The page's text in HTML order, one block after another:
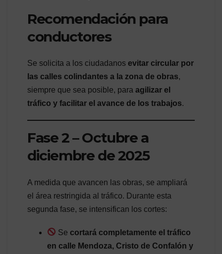
Recomendación para
conductores
Se solicita a los ciudadanos evitar circular por
las calles colindantes a la zona de obras,
siempre que sea posible, para agilizar el
tráfico y facilitar el avance de los trabajos.
Fase 2 – Octubre a
diciembre de 2025
A medida que avancen las obras, se ampliará
el área restringida al tráfico. Durante esta
segunda fase, se intensifican los cortes:
Secortará completamente el tráfico
en calle Mendoza, Cristo de Confalón y